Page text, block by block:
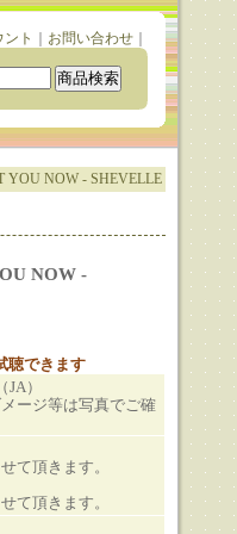
ト お問い合わせ｜
YOU NOW - SHEVELLE
NOW -
聴できます
）
ージ等は写真でご確
て頂きます。
て頂きます。